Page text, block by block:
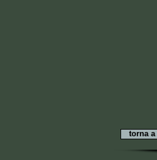
torna a